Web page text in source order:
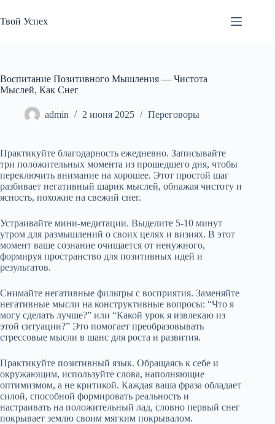
к
сути
Твой Успех
Воспитание Позитивного Мышления — Чистота
Мыслей, Как Снег
admin 2 июня 2025 Переговоры
Практикуйте благодарность ежедневно. Записывайте
три положительных момента из прошедшего дня, чтобы
переключить внимание на хорошее. Этот простой шаг
разбивает негативный шарик мыслей, обнажая чистоту и
ясность, похожие на свежий снег.
Устраивайте мини-медитации. Выделите 5-10 минут
утром для размышлений о своих целях и визиях. В этот
момент ваше сознание очищается от ненужного,
формируя пространство для позитивных идей и
результатов.
Снимайте негативные фильтры с восприятия. Заменяйте
негативные мысли на конструктивные вопросы: “Что я
могу сделать лучше?” или “Какой урок я извлекаю из
этой ситуации?” Это помогает преобразовывать
стрессовые мысли в шанс для роста и развития.
Практикуйте позитивный язык. Обращаясь к себе и
окружающим, используйте слова, наполняющие
оптимизмом, а не критикой. Каждая ваша фраза обладает
силой, способной формировать реальность и
настраивать на положительный лад, словно первый снег
покрывает землю своим мягким покрывалом.